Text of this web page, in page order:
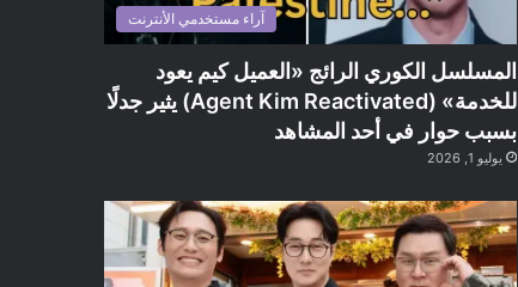
آراء مستخدمي الأنترنت
المسلسل الكوري الرائج «العميل كيم يعود
للخدمة» (Agent Kim Reactivated) يثير جدلًا
بسبب حوار في أحد المشاهد
يوليو 1, 2026